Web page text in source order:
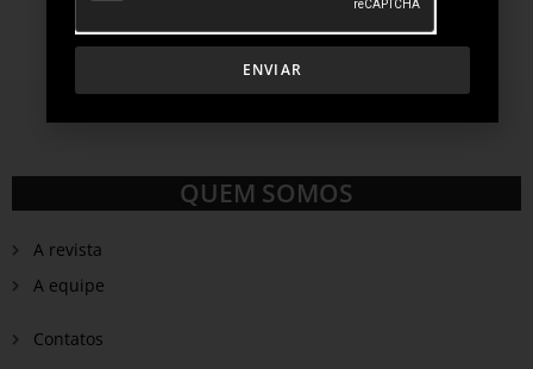
QUEM SOMOS
A revista
A equipe
Contatos
ENVIAR